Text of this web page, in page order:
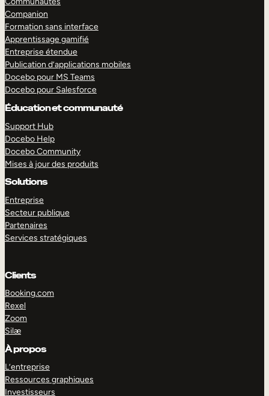
Companion
Formation sans interface
Apprentissage gamifié
Entreprise étendue
Publication d’applications mobiles
Docebo pour MS Teams
Docebo pour Salesforce
Éducation et communauté
Support Hub
Docebo Help
Docebo Community
Mises à jour des produits
Solutions
Entreprise
Secteur publique
Partenaires
Services stratégiques
Clients
Booking.com
Rexel
Zoom
Silæ
À propos
L’entreprise
Ressources graphiques
Investisseurs